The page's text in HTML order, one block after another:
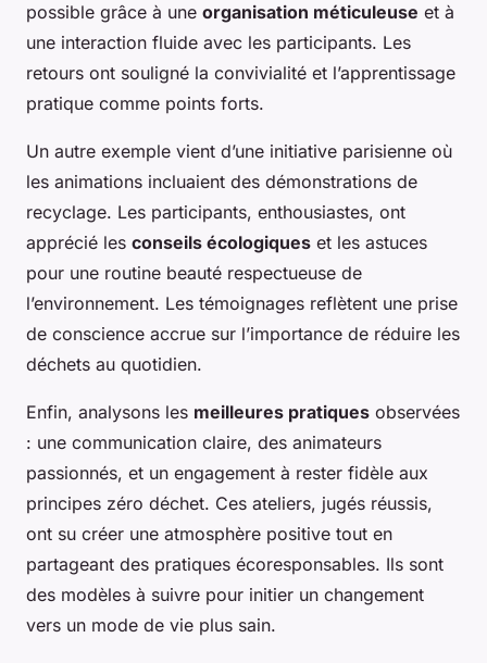
possible grâce à une organisation méticuleuse et à
une interaction fluide avec les participants. Les
retours ont souligné la convivialité et l’apprentissage
pratique comme points forts.
Un autre exemple vient d’une initiative parisienne où
les animations incluaient des démonstrations de
recyclage. Les participants, enthousiastes, ont
apprécié les conseils écologiques et les astuces
pour une routine beauté respectueuse de
l’environnement. Les témoignages reflètent une prise
de conscience accrue sur l’importance de réduire les
déchets au quotidien.
Enfin, analysons les meilleures pratiques observées
: une communication claire, des animateurs
passionnés, et un engagement à rester fidèle aux
principes zéro déchet. Ces ateliers, jugés réussis,
ont su créer une atmosphère positive tout en
partageant des pratiques écoresponsables. Ils sont
des modèles à suivre pour initier un changement
vers un mode de vie plus sain.